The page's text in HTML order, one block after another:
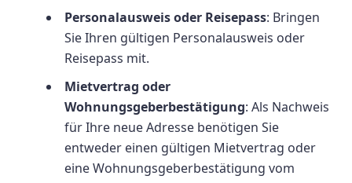
Personalausweis oder Reisepass: Bringen
Sie Ihren gültigen Personalausweis oder
Reisepass mit.
Mietvertrag oder
Wohnungsgeberbestätigung: Als Nachweis
für Ihre neue Adresse benötigen Sie
entweder einen gültigen Mietvertrag oder
eine Wohnungsgeberbestätigung vom